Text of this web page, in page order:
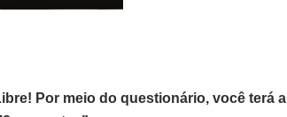
Por meio do questionário, você terá a